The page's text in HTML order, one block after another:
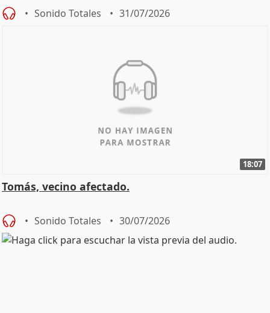
Sonido Totales 31/07/2026
18:07
Tomás, vecino afectado.
Sonido Totales 30/07/2026